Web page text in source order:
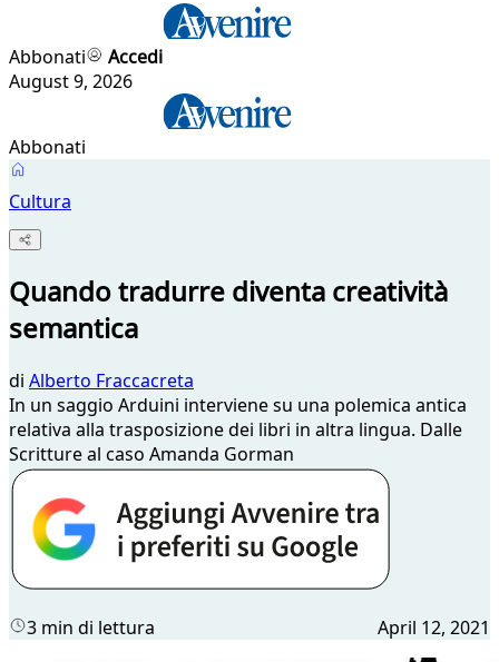
Abbonati
Accedi
August 9, 2026
Abbonati
Cultura
Quando tradurre diventa creatività
semantica
di Alberto Fraccacreta
In un saggio Arduini interviene su una polemica antica
relativa alla trasposizione dei libri in altra lingua. Dalle
Scritture al caso Amanda Gorman
3 min di lettura April 12, 2021